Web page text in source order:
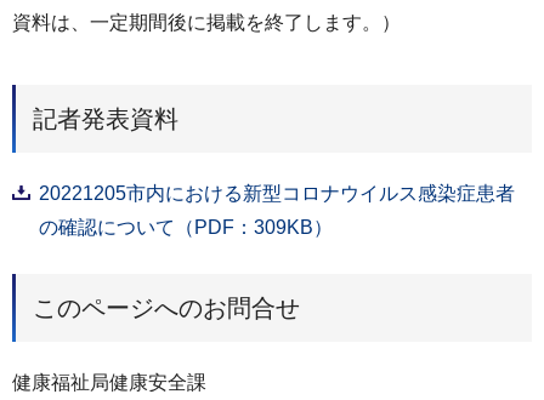
資料は、一定期間後に掲載を終了します。）
記者発表資料
20221205市内における新型コロナウイルス感染症患者
の確認について（PDF：309KB）
このページへのお問合せ
健康福祉局健康安全課